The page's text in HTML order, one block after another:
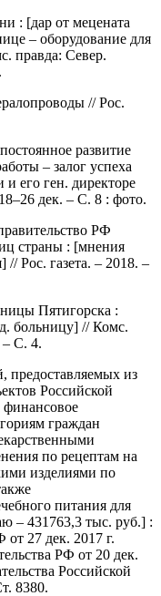
: [дар от мецената
– оборудование для
правда: Север.
// Рос.
развитие
– залог успеха
и его ген. директоре
дек. – С. 8 : фото.
РФ
страны : [мнения
// Рос. газета. – 2018. –
Пятигорска :
больницу] // Комс.
– С. 4.
предоставляемых из
Российской
граждан
по рецептам на
изделиями по
питания для
– 431763,3 тыс. руб.] :
27 дек. 2017 г.
РФ от 20 дек.
Российской
8380.